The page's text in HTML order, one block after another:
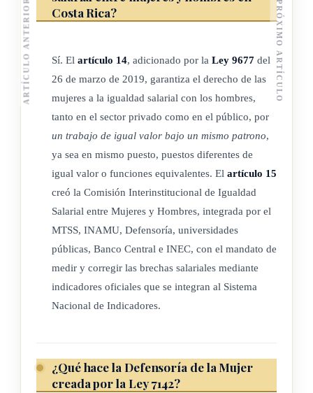
anterior.
Asimismo, el Estado impulsará el derecho a la propiedad,
acceso, uso y control de la tierra y de otros activos del medio
rural a las mujeres rurales, como una acción eficaz para
contribuir a la igualdad, el bienestar rural y la democracia,
garantizando que el ordenamiento rural, agrario y ambiental
busque una racional y sostenible distribución cualitativa y
cuantitativa del recurso tierra, entre hombres y mujeres.
(Así adicionado el párrafo anterior por el artículo 5° de la
Ley para el acceso, uso y control de la tierra por parte de las
mujeres, para aumentar el empleo en actividades con
sistemas productivos bajos en carbono, conservación y
forestales, N° 10724 del 13 de mayo del 2025)
ARTÍCULO 8
Costa Rica?
Sí. El artículo 14, adicionado por la Ley 9677 del
26 de marzo de 2019, garantiza el derecho de las
mujeres a la igualdad salarial con los hombres,
tanto en el sector privado como en el público, por
un trabajo de igual valor bajo un mismo patrono,
ya sea en mismo puesto, puestos diferentes de
igual valor o funciones equivalentes. El artículo 15
creó la Comisión Interinstitucional de Igualdad
Salarial entre Mujeres y Hombres, integrada por el
MTSS, INAMU, Defensoría, universidades
públicas, Banco Central e INEC, con el mandato de
medir y corregir las brechas salariales mediante
indicadores oficiales que se integran al Sistema
Nacional de Indicadores.
¿Qué hace la Defensoría de la Mujer
creada por la Ley 7142?
ARTÍCULO ANTERIOR PRÓXIMO ARTÍCULO